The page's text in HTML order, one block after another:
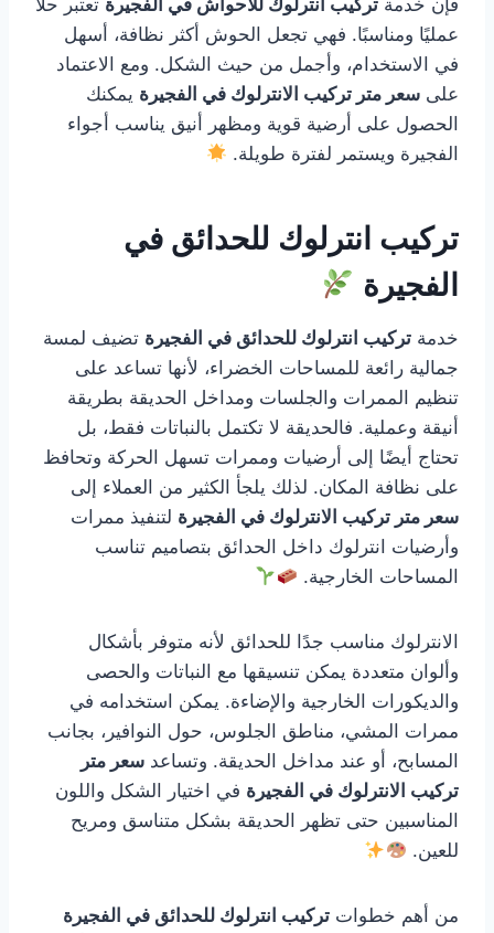
فإن خدمة تركيب انترلوك للأحواش في الفجيرة تعتبر حلًا
عمليًا ومناسبًا. فهي تجعل الحوش أكثر نظافة، أسهل
في الاستخدام، وأجمل من حيث الشكل. ومع الاعتماد
على سعر متر تركيب الانترلوك في الفجيرة يمكنك
الحصول على أرضية قوية ومظهر أنيق يناسب أجواء
الفجيرة ويستمر لفترة طويلة.
تركيب انترلوك للحدائق في
الفجيرة
خدمة تركيب انترلوك للحدائق في الفجيرة تضيف لمسة
جمالية رائعة للمساحات الخضراء، لأنها تساعد على
تنظيم الممرات والجلسات ومداخل الحديقة بطريقة
أنيقة وعملية. فالحديقة لا تكتمل بالنباتات فقط، بل
تحتاج أيضًا إلى أرضيات وممرات تسهل الحركة وتحافظ
على نظافة المكان. لذلك يلجأ الكثير من العملاء إلى
سعر متر تركيب الانترلوك في الفجيرة لتنفيذ ممرات
وأرضيات انترلوك داخل الحدائق بتصاميم تناسب
المساحات الخارجية.
الانترلوك مناسب جدًا للحدائق لأنه متوفر بأشكال
وألوان متعددة يمكن تنسيقها مع النباتات والحصى
والديكورات الخارجية والإضاءة. يمكن استخدامه في
ممرات المشي، مناطق الجلوس، حول النوافير، بجانب
المسابح، أو عند مداخل الحديقة. وتساعد سعر متر
تركيب الانترلوك في الفجيرة في اختيار الشكل واللون
المناسبين حتى تظهر الحديقة بشكل متناسق ومريح
للعين.
من أهم خطوات تركيب انترلوك للحدائق في الفجيرة